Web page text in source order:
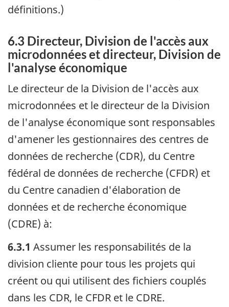
définitions.)
6.3 Directeur, Division de l'accès aux
microdonnées et directeur, Division de
l'analyse économique
Le directeur de la Division de l'accès aux
microdonnées et le directeur de la Division
de l'analyse économique sont responsables
d'amener les gestionnaires des centres de
données de recherche (CDR), du Centre
fédéral de données de recherche (CFDR) et
du Centre canadien d'élaboration de
données et de recherche économique
(CDRE) à:
6.3.1 Assumer les responsabilités de la
division cliente pour tous les projets qui
créent ou qui utilisent des fichiers couplés
dans les CDR, le CFDR et le CDRE.